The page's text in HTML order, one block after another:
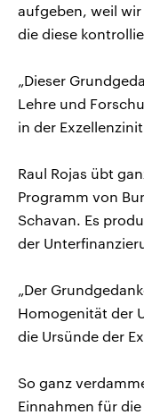
aufgeben, weil
die diese
„Dieser
Lehre und
in der
Raul Rojas übt
Programm von
Schavan. Es
der
„Der
Homogenität der
die Ursünde der
So ganz
Einnahmen für